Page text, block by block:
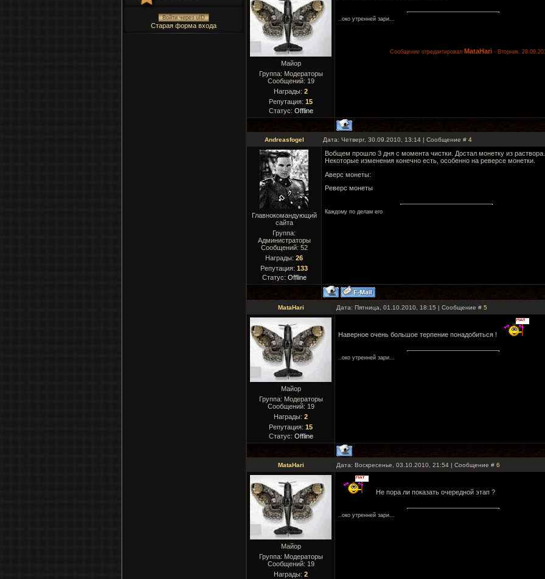
Войти через uID
Старая форма входа
Майор
Группа: Модераторы
Сообщений: 19
Награды: 2
Репутация: 15
Статус: Offline
..око утреннeй зари...
Сообщение отредактировал MataHari - Вторник,
Andreasfogel Дата: Четверг, 30.09.2010, 13:14 | Сообщение # 4
Главнокомандующий
сайта
Группа:
Администраторы
Сообщений: 52
Награды: 26
Репутация: 133
Статус: Offline
Вобщем прошло 3 дня с момента чистки. Достал монетку из раствора.
Некоторые изменения конечно есть, особенно на реверсе монетки.
Аверс монеты:
Реверс монеты
Каждому по делам его
MataHari Дата: Пятница, 01.10.2010, 18:15 | Сообщение # 5
Майор
Группа: Модераторы
Сообщений: 19
Награды: 2
Репутация: 15
Статус: Offline
Наверное очень большое терпение понадобиться !
..око утреннeй зари...
MataHari Дата: Воскресенье, 03.10.2010, 21:54 | Сообщение # 6
Майор
Группа: Модераторы
Сообщений: 19
Награды: 2
Не пора ли показать очередной этап ?
..око утреннeй зари...